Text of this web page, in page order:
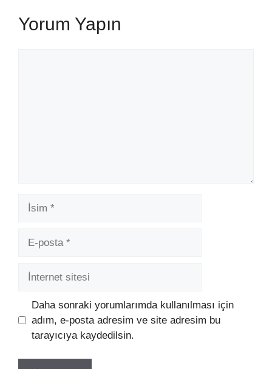
Yorum Yapın
İsim
posta
İnternet
Daha sonraki yorumlarımda kullanılması için
adım, e-posta adresim ve site adresim bu
tarayıcıya kaydedilsin.